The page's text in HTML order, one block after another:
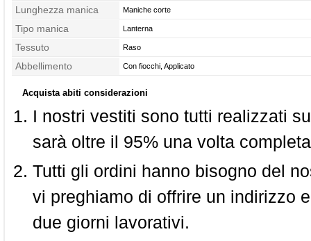
Lunghezza manica Maniche corte
Tipo manica Lanterna
Tessuto Raso
Abbellimento Con fiocchi, Applicato
Acquista abiti considerazioni
I nostri vestiti sono tutti realizzati
sarà oltre il 95% una volta
Tutti gli ordini hanno bisogno del
vi preghiamo di offrire un indirizzo
due giorni lavorativi.